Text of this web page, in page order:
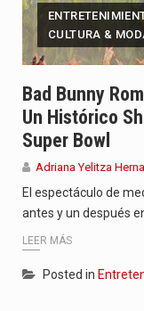
CULTURA &
Bad Bunny
Un Histórico
Super Bowl
Adriana Yelitza
El espectáculo de
antes y un después
LEER MÁS
Posted in